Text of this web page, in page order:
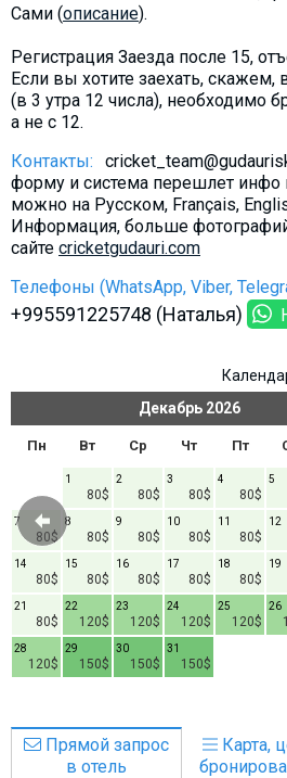
Сами (описание).
Регистрация Заезда после 15,
Если вы хотите заехать, скажем,
(в 3 утра 12 числа), необходимо
а не с 12.
Контакты:
форму и система перешлет инфо
можно на Русском, Français,
Информация, больше
сайте cricketgudauri.com
Телефоны (WhatsApp, Viber,
+995591225748 (Наталья)
Декабрь 2026
Пн Вт Ср Чт Пт
80$
1
80$
2
80$
3
80$
4 5
80$
7
80$
8
80$
9
80$
10
80$
11 12
80$
14
80$
15
80$
16
80$
17
80$
18 19
80$
21
120$
22
120$
23
120$
24
120$
25 26
120$
28
150$
29
150$
30
150$
31
Прямой запрос
в отель
Карта,